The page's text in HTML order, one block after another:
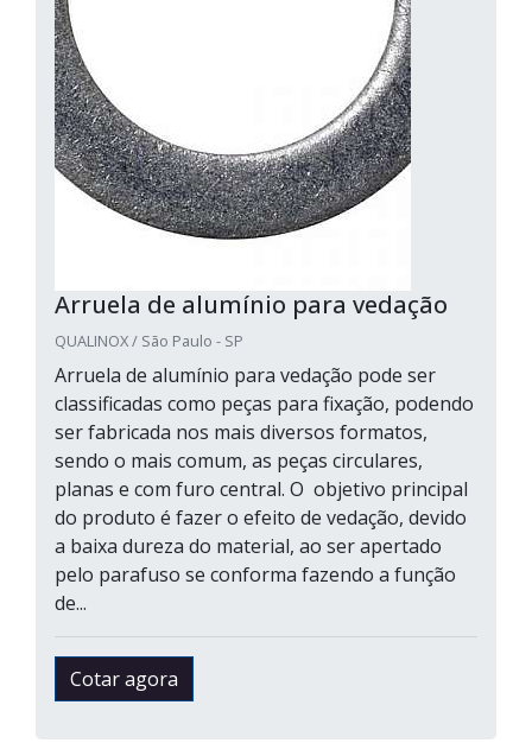
Arruela de alumínio para vedação
QUALINOX / São Paulo - SP
Arruela de alumínio para vedação pode ser
classificadas como peças para fixação, podendo
ser fabricada nos mais diversos formatos,
sendo o mais comum, as peças circulares,
planas e com furo central. O objetivo principal
do produto é fazer o efeito de vedação, devido
a baixa dureza do material, ao ser apertado
pelo parafuso se conforma fazendo a função
de...
Cotar agora